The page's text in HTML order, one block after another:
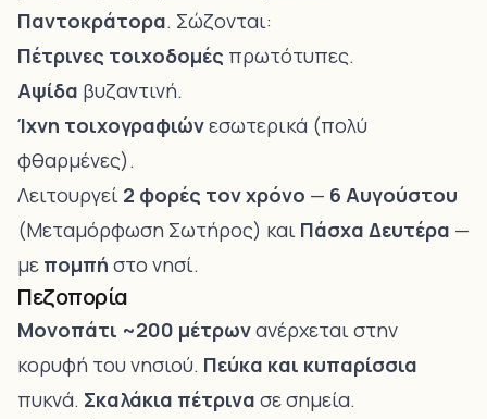
Παντοκράτορα. Σώζονται:
Πέτρινες τοιχοδομές πρωτότυπες.
Αψίδα βυζαντινή.
Ίχνη τοιχογραφιώνεσωτερικά (πολύ
φθαρμένες).
Λειτουργεί 2 φορές τον χρόνο — 6 Αυγούστου
(Μεταμόρφωση Σωτήρος) και Πάσχα Δευτέρα —
με πομπή στο νησί.
Πεζοπορία
Μονοπάτι ~200 μέτρωνανέρχεται στην
κορυφή του νησιού. Πεύκα και κυπαρίσσια
πυκνά. Σκαλάκια πέτρινα σε σημεία.